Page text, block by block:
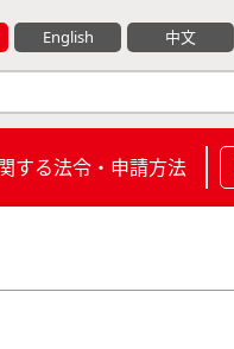
English 中文
する法令・申請方法